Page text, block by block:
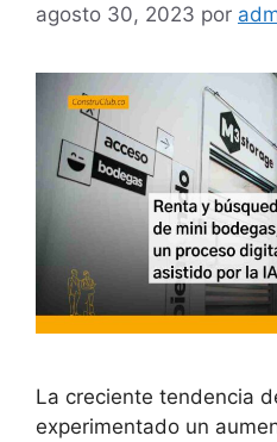
agosto 30, 2023 por
La creciente tendencia
experimentado un